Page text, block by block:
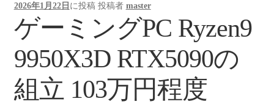
ス
キ
ッ
プ
ッ
プ
支払い
お買い物カゴ
お買い物ガイド
2026年1月22日 に投稿 投稿者 master
ゲーミングPC Ryzen9
9950X3D RTX5090の
組立 103万円程度